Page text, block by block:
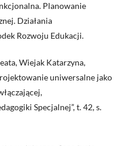
Planowanie
Działania
Rozwoju Edukacji.
Wiejak Katarzyna,
uniwersalne jako
Specjalnej”, t. 42, s.